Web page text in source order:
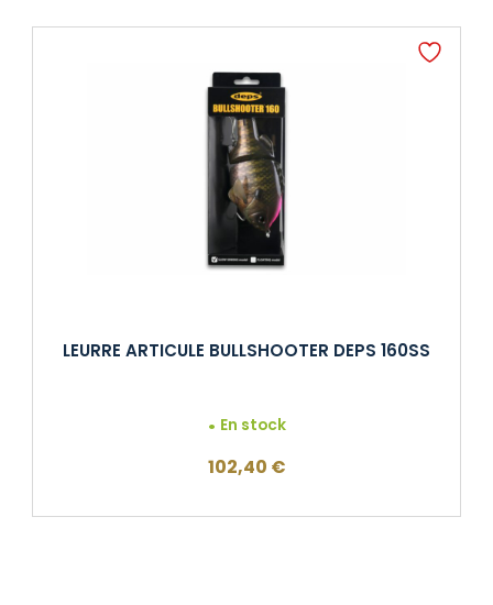
LEURRE ARTICULE BULLSHOOTER DEPS 160SS
En stock
102,40 €